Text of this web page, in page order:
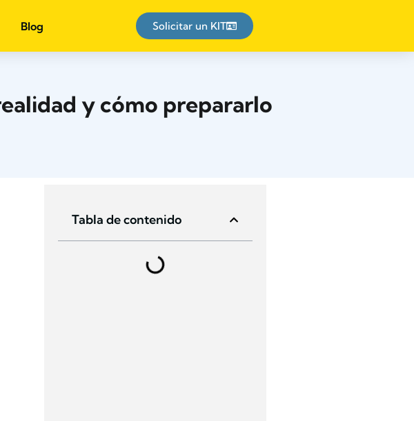
Blog Solicitar un KIT
y cómo prepararlo
Tabla de contenido